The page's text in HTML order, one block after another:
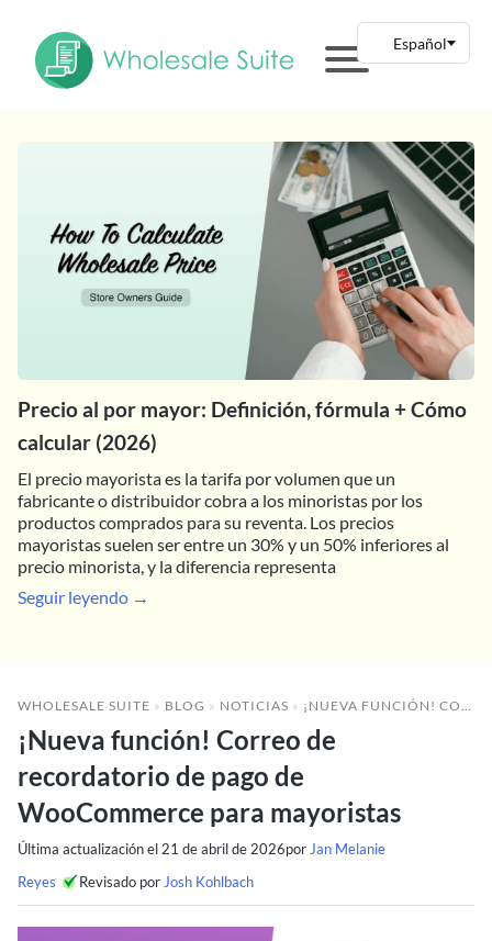
Precio al por mayor: Definición, fórmula + Cómo
calcular (2026)
El precio mayorista es la tarifa por volumen que un
fabricante o distribuidor cobra a los minoristas por los
productos comprados para su reventa. Los precios
mayoristas suelen ser entre un 30% y un 50% inferiores al
precio minorista, y la diferencia representa
Seguir leyendo →
WHOLESALE SUITE » BLOG » NOTICIAS » ¡NUEVA FUNCIÓN! CORREO DE RECORDATORIO DE PAGO DE WOOCOMMERCE PARA MAYORISTAS
¡Nueva función! Correo de
recordatorio de pago de
WooCommerce para mayoristas
Última actualización el 21 de abril de 2026por Jan Melanie
Reyes
Revisado por Josh Kohlbach